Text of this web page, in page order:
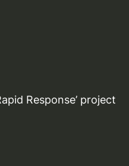
Response’ project